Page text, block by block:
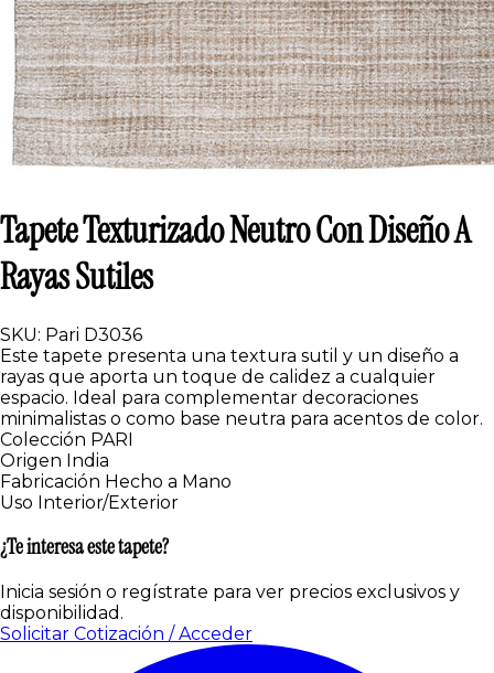
Tapete Texturizado Neutro Con Diseño A
Rayas Sutiles
SKU: Pari D3036
Este tapete presenta una textura sutil y un diseño a
rayas que aporta un toque de calidez a cualquier
espacio. Ideal para complementar decoraciones
minimalistas o como base neutra para acentos de color.
Colección PARI
Origen India
Fabricación Hecho a Mano
Uso Interior/Exterior
¿Te interesa este tapete?
Inicia sesión o regístrate para ver precios exclusivos y
disponibilidad.
Solicitar Cotización / Acceder